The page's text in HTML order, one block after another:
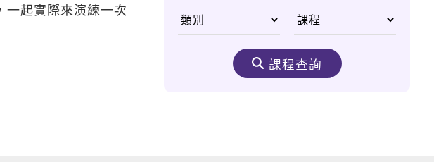
一起實際來演練一次
英文流行語懶人包
新多益必殺絕技
課程查詢